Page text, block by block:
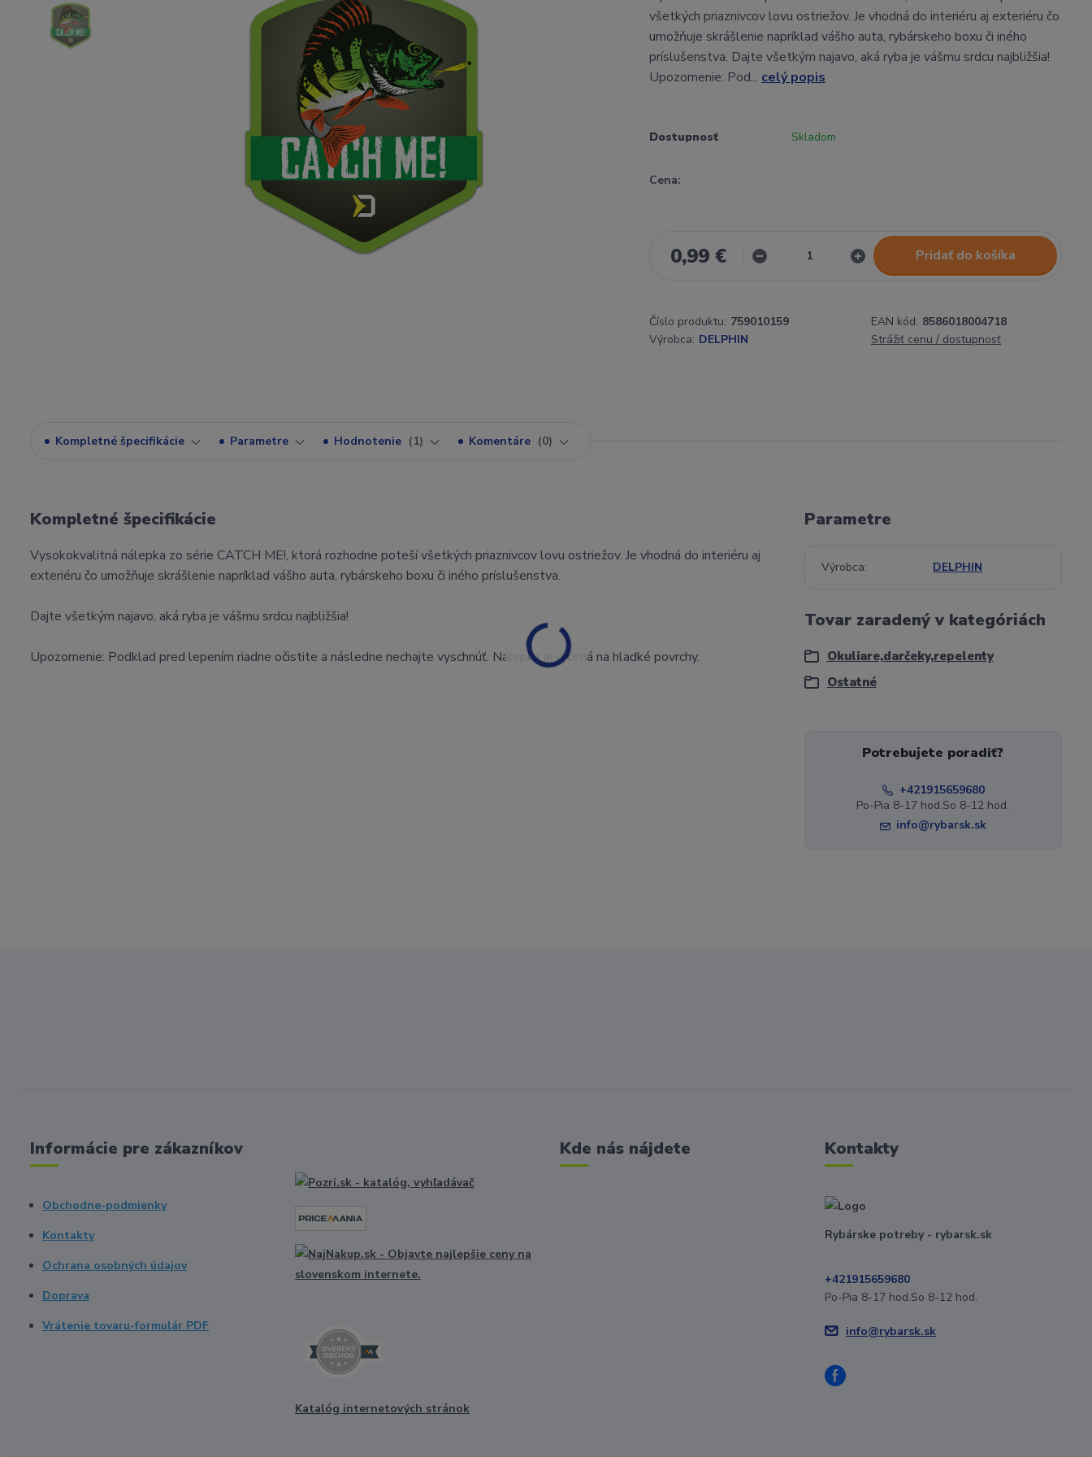
všetkých priaznivcov lovu ostriežov. Je vhodná do interiéru aj exteriéru čo
umožňuje skrášlenie napríklad vášho auta, rybárskeho boxu či iného
príslušenstva. Dajte všetkým najavo, aká ryba je vášmu srdcu najbližšia!
Upozornenie: Pod... celý popis
Dostupnosť Skladom
Cena:
0,99 € Pridať do košíka
Číslo produktu: 759010159 EAN kód: 8586018004718
Výrobca: DELPHIN Strážiť cenu / dostupnosť
Kompletné špecifikácie Parametre Hodnotenie 1 Komentáre 0
Kompletné špecifikácie
Vysokokvalitná nálepka zo série CATCH ME!, ktorá rozhodne poteší všetkých priaznivcov lovu ostriežov. Je vhodná do interiéru aj
exteriéru čo umožňuje skrášlenie napríklad vášho auta, rybárskeho boxu či iného príslušenstva.
Dajte všetkým najavo, aká ryba je vášmu srdcu najbližšia!
Upozornenie: Podklad pred lepením riadne očistite a následne nechajte vyschnúť. Nálepka je určená na hladké povrchy.
Parametre
Výrobca DELPHIN
Tovar zaradený v kategóriách
Okuliare,darčeky,repelenty
Ostatné
Potrebujete poradiť?
+421915659680
Po-Pia 8-17 hod.So 8-12 hod.
info@rybarsk.sk
Informácie pre zákazníkov
Obchodne-podmienky
Kontakty
Ochrana osobných údajov
Doprava
Vrátenie tovaru-formulár PDF
Katalóg internetových stránok
Kde nás nájdete Kontakty
Rybárske potreby - rybarsk.sk
+421915659680
Po-Pia 8-17 hod.So 8-12 hod.
info@rybarsk.sk